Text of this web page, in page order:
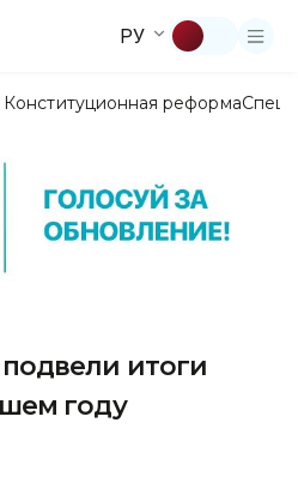
РУ
Конституционная реформа
итоги
году